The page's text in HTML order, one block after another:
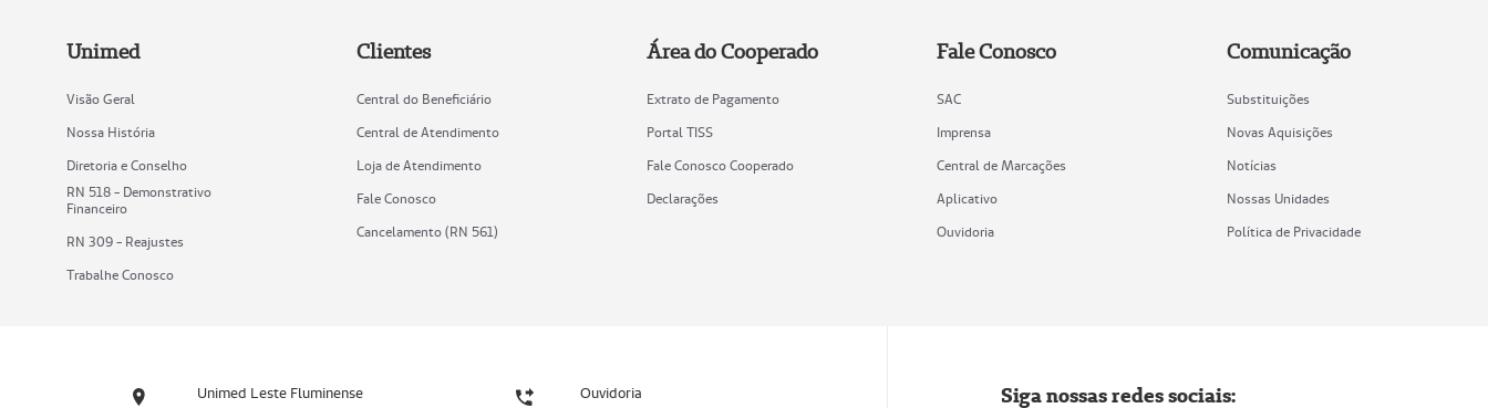
Unimed
Visão Geral
Nossa História
Diretoria e Conselho
RN 518 - Demonstrativo
Financeiro
RN 309 - Reajustes
Trabalhe Conosco
Clientes
Central do Beneficiário
Central de Atendimento
Loja de Atendimento
Fale Conosco
Cancelamento (RN 561)
Área do Cooperado
Extrato de Pagamento
Portal TISS
Fale Conosco Cooperado
Declarações
Fale Conosco
SAC
Imprensa
Central de Marcações
Aplicativo
Ouvidoria
Comunicação
Substituições
Novas Aquisições
Notícias
Nossas Unidades
Política de Privacidade
Unimed Leste Fluminense Ouvidoria Siga nossas redes sociais: